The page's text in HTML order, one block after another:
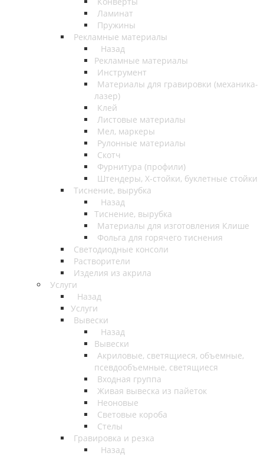
Ламинат
Пружины
Рекламные материалы
Назад
Рекламные материалы
Инструмент
Материалы для гравировки (механика-
лазер)
Клей
Листовые материалы
Мел, маркеры
Рулонные материалы
Скотч
Фурнитура (профили)
Штендеры, Х-стойки, буклетные стойки
Тиснение, вырубка
Назад
Тиснение, вырубка
Материалы для изготовления Клише
Фольга для горячего тиснения
Светодиодные консоли
Растворители
Изделия из акрила
Услуги
Назад
Услуги
Вывески
Назад
Вывески
Акриловые, светящиеся, объемные,
псевдообъемные, светящиеся
Входная группа
Живая вывеска из пайеток
Неоновые
Световые короба
Стелы
Гравировка и резка
Назад